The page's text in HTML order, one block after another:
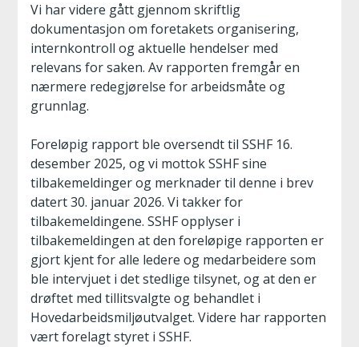
Vi har videre gått gjennom skriftlig
dokumentasjon om foretakets organisering,
internkontroll og aktuelle hendelser med
relevans for saken. Av rapporten fremgår en
nærmere redegjørelse for arbeidsmåte og
grunnlag.
Foreløpig rapport ble oversendt til SSHF 16.
desember 2025, og vi mottok SSHF sine
tilbakemeldinger og merknader til denne i brev
datert 30. januar 2026. Vi takker for
tilbakemeldingene. SSHF opplyser i
tilbakemeldingen at den foreløpige rapporten er
gjort kjent for alle ledere og medarbeidere som
ble intervjuet i det stedlige tilsynet, og at den er
drøftet med tillitsvalgte og behandlet i
Hovedarbeidsmiljøutvalget. Videre har rapporten
vært forelagt styret i SSHF.